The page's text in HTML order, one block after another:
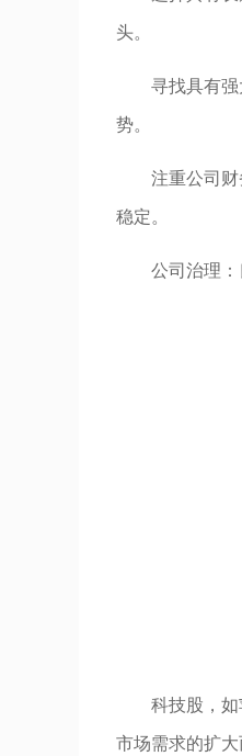
头。
寻找具有
势。
注重公司
稳定。
公司治理
科技股，
市场需求的扩大